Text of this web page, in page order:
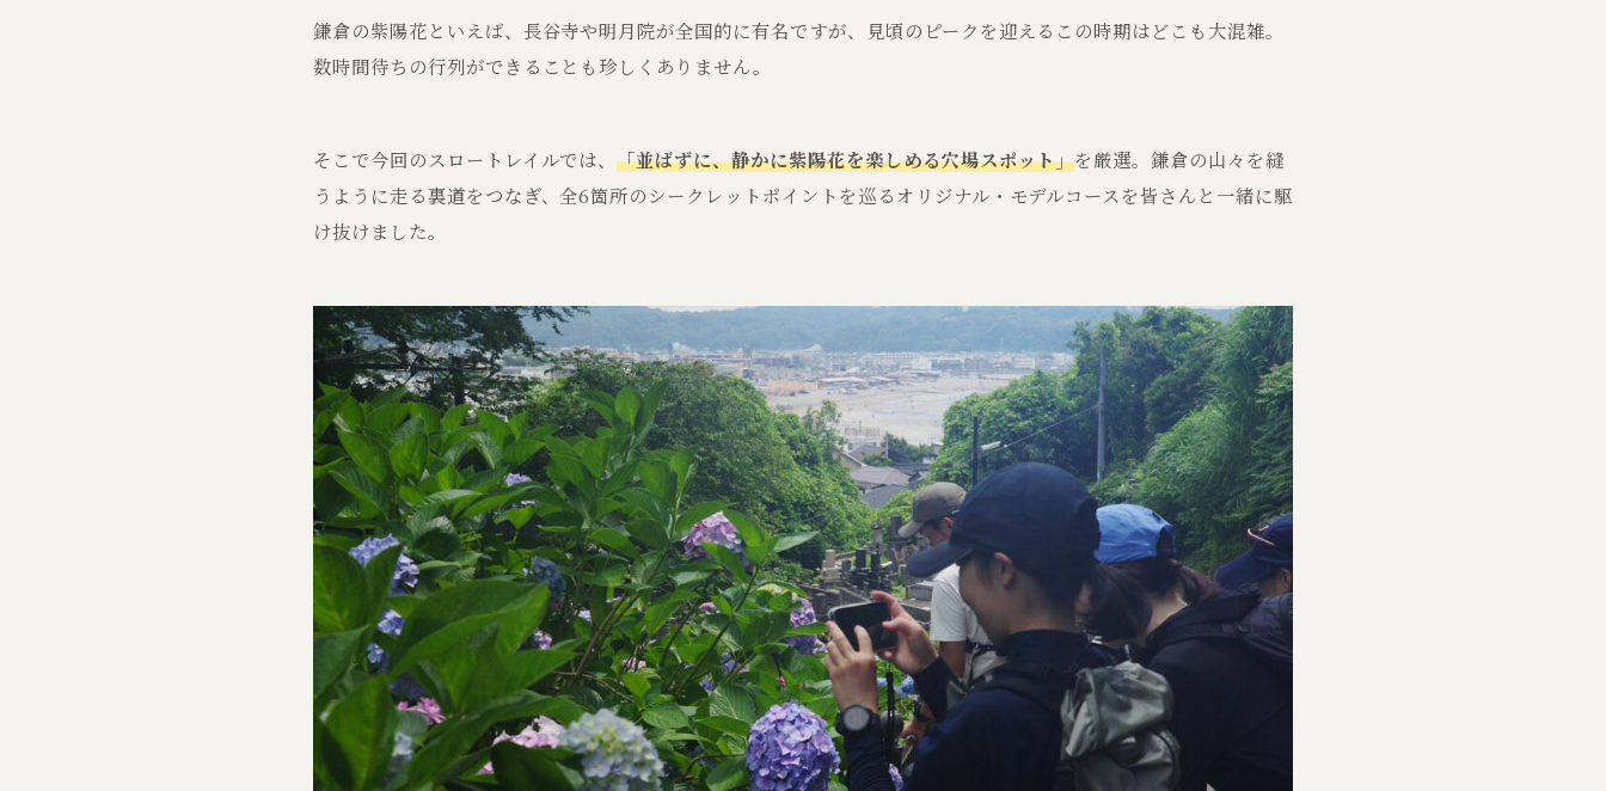
鎌倉の紫陽花といえば、長谷寺や明月院が全国的に有名ですが、見頃のピークを迎えるこの時期はどこも大混雑。
数時間待ちの行列ができることも珍しくありません。
そこで今回のスロートレイルでは、「並ばずに、静かに紫陽花を楽しめる穴場スポット」を厳選。鎌倉の山々を縫
うように走る裏道をつなぎ、全6箇所のシークレットポイントを巡るオリジナル・モデルコースを皆さんと一緒に駆
け抜けました。